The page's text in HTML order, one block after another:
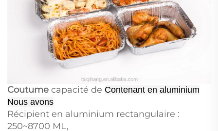
Coutume capacité de Contenant en aluminium
Nous avons
Récipient en aluminium rectangulaire :
250~8700 ML,